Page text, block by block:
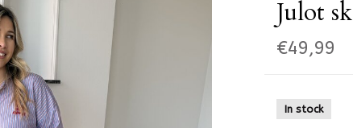
Julot
€49,99
In stock